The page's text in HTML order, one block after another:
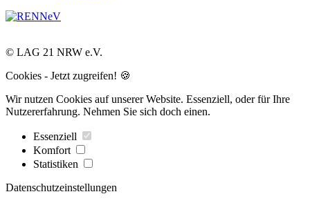
© LAG 21 NRW e.V.
Cookies - Jetzt zugreifen! 🍪
Wir nutzen Cookies auf unserer Website. Essenziell, oder für Ihre
Nutzererfahrung. Nehmen Sie sich doch einen.
Essenziell
Komfort
Statistiken
Datenschutzeinstellungen